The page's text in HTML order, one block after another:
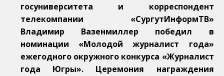
госуниверситета и корреспондент
телекомпании «СургутИнформТВ»
Владимир Вазенмиллер победил в
номинации «Молодой журналист года»
ежегодного окружного конкурса «Журналист
года Югры». Церемония награждения